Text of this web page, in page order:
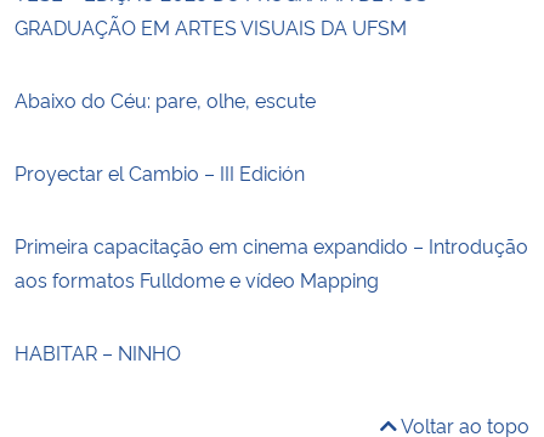
GRADUAÇÃO EM ARTES VISUAIS DA UFSM
Abaixo do Céu: pare, olhe, escute
Proyectar el Cambio – III Edición
Primeira capacitação em cinema expandido – Introdução
aos formatos Fulldome e vídeo Mapping
HABITAR – NINHO
Voltar ao topo